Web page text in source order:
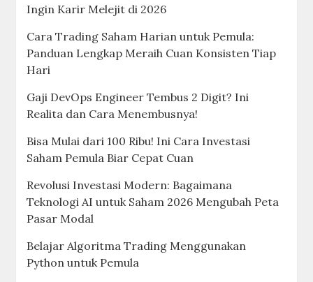
Ingin Karir Melejit di 2026
Cara Trading Saham Harian untuk Pemula:
Panduan Lengkap Meraih Cuan Konsisten Tiap
Hari
Gaji DevOps Engineer Tembus 2 Digit? Ini
Realita dan Cara Menembusnya!
Bisa Mulai dari 100 Ribu! Ini Cara Investasi
Saham Pemula Biar Cepat Cuan
Revolusi Investasi Modern: Bagaimana
Teknologi AI untuk Saham 2026 Mengubah Peta
Pasar Modal
Belajar Algoritma Trading Menggunakan
Python untuk Pemula